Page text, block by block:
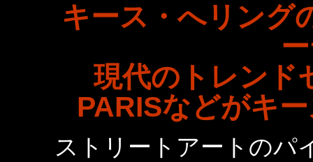
キース・へリング
現代のトレンド
PARISなどがキ
ストリートアートのパ